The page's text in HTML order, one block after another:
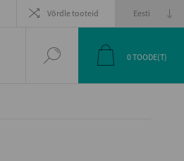
Võrdle tooteid
0TOODE(T)
EELMINEJÄRGMINE